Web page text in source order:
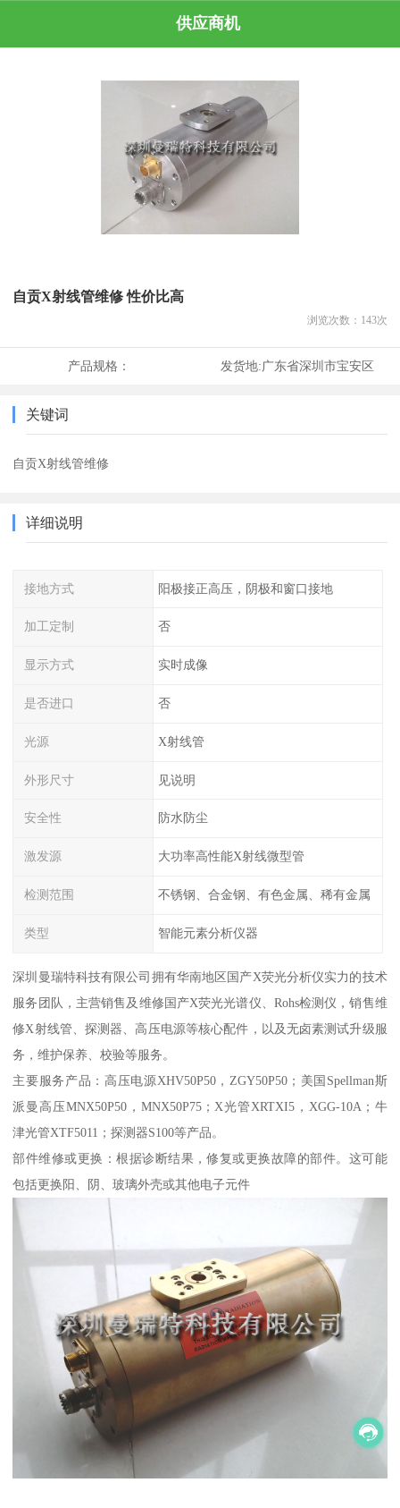
供应商机
自贡X射线管维修 性价比高
浏览次数： 143次
产品规格： 发货地:广东省深圳市宝安区
关键词
自贡X射线管维修
详细说明
接地方式 阳极接正高压，阴极和窗口接地
加工定制 否
显示方式 实时成像
是否进口 否
光源 X射线管
外形尺寸 见说明
安全性 防水防尘
激发源 大功率高性能X射线微型管
检测范围 不锈钢、合金钢、有色金属、稀有金属
类型 智能元素分析仪器
深圳曼瑞特科技有限公司拥有华南地区国产X荧光分析仪实力的技术
服务团队，主营销售及维修国产X荧光光谱仪、Rohs检测仪，销售维
修X射线管、探测器、高压电源等核心配件，以及无卤素测试升级服
务，维护保养、校验等服务。
主要服务产品：高压电源XHV50P50，ZGY50P50；美国Spellman斯
派曼高压MNX50P50，MNX50P75；X光管XRTXI5，XGG-10A；牛
津光管XTF5011；探测器S100等产品。
部件维修或更换：根据诊断结果，修复或更换故障的部件。这可能
包括更换阳、阴、玻璃外壳或其他电子元件